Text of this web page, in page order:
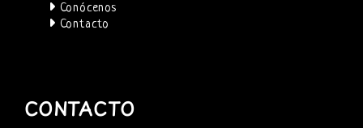
Conócenos
Contacto
CONTACTO